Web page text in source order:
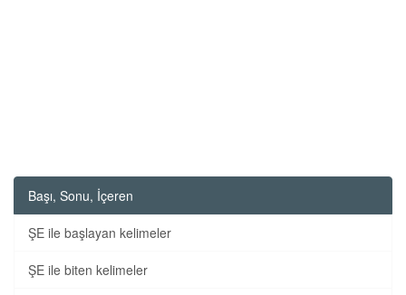
Başı, Sonu, İçeren
ŞE ile başlayan kelimeler
ŞE ile biten kelimeler